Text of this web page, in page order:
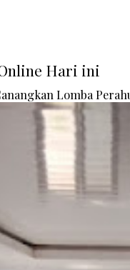
Hari ini
Lomba